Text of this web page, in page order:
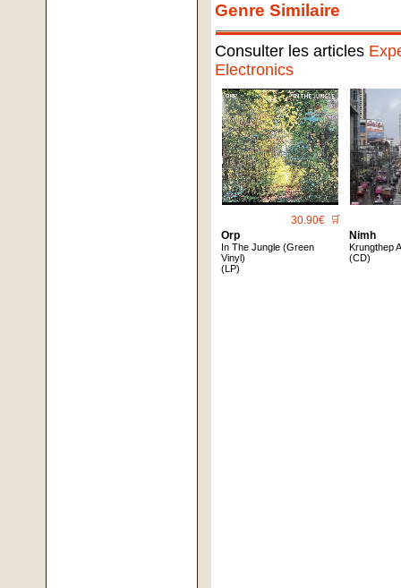
Genre Similaire
Consulter les articles
Electronics
30.90€ 🛒
Orp
In The Jungle (Green
Vinyl)
(LP)
Nimh
Krungthep
(CD)